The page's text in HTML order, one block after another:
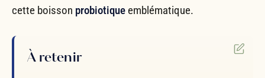
cette boisson probiotique emblématique.
À retenir